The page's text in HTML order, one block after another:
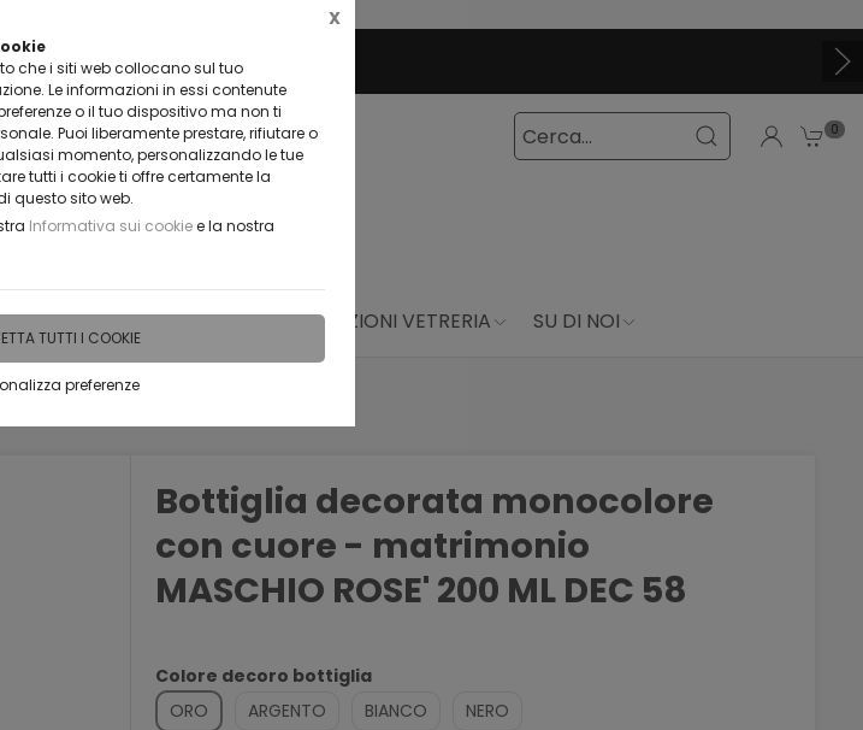
che i siti web collocano sul tuo
Le informazioni in essi contenute
o il tuo dispositivo ma non ti
Puoi liberamente prestare, rifiutare o
momento, personalizzando le tue
tutti i cookie ti offre certamente la
questo sito web.
Informativa sui cookiee la nostra
TUTTI I COOKIE
preferenze
X
CLICCA E SCOPRI I COUPON ATTIVI ADESSO
0
RECENSIONI HORECA PRODUZIONI VETRERIA SU DI NOI
Bottiglia decorata monocolore
con cuore - matrimonio
MASCHIO ROSE' 200 ML DEC 58
Colore decoro bottiglia
ORO
ARGENTO BIANCO NERO